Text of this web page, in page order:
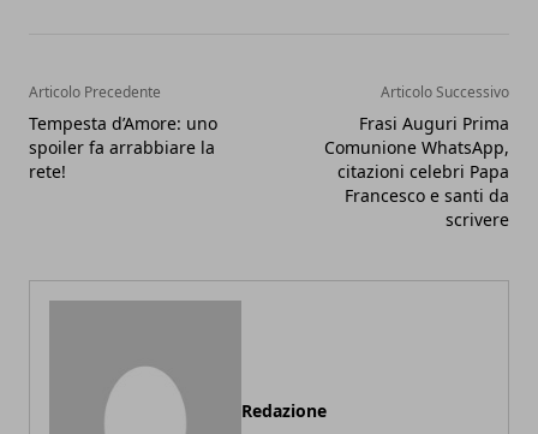
Articolo Precedente
Tempesta d’Amore: uno
spoiler fa arrabbiare la
rete!
Articolo Successivo
Frasi Auguri Prima
Comunione WhatsApp,
citazioni celebri Papa
Francesco e santi da
scrivere
Redazione